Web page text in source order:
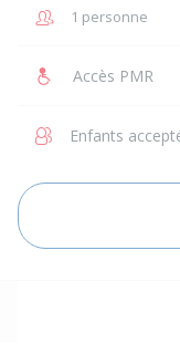
1 personne
Accès PMR
Enfants